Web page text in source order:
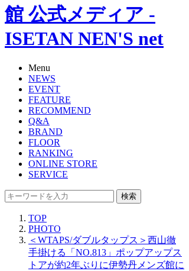
館 公式メディア -
ISETAN NEN'S net
Menu
NEWS
EVENT
FEATURE
RECOMMEND
Q&A
BRAND
FLOOR
RANKING
ONLINE STORE
SERVICE
検索
TOP
PHOTO
＜WTAPS/ダブルタップス＞西山徹
手掛ける「NO.813」ポップアップス
トアが約2年ぶりに伊勢丹メンズ館に